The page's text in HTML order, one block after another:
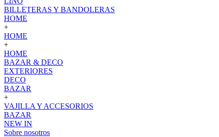
BILLETERAS Y BANDOLERAS
HOME
+
HOME
+
HOME
BAZAR & DECO
EXTERIORES
DECO
BAZAR
+
VAJILLA Y ACCESORIOS
BAZAR
NEW IN
Sobre nosotros